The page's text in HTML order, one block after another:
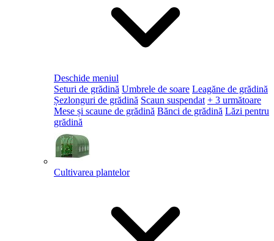
Deschide meniul
Seturi de grădină Umbrele de soare Leagăne de grădină
Șezlonguri de grădină Scaun suspendat + 3 următoare
Mese și scaune de grădină Bănci de grădină Lăzi pentru
grădină
Cultivarea plantelor